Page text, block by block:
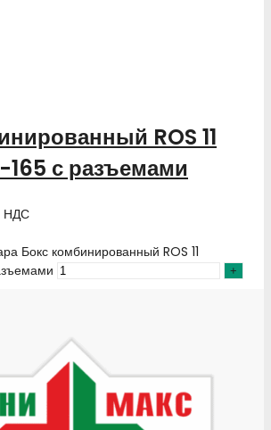
ROS 11
с разъемами
НДС
Бокс комбинированный ROS 11